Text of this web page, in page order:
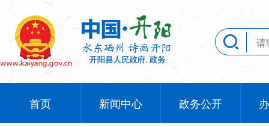
首页 新闻中心 政务公开